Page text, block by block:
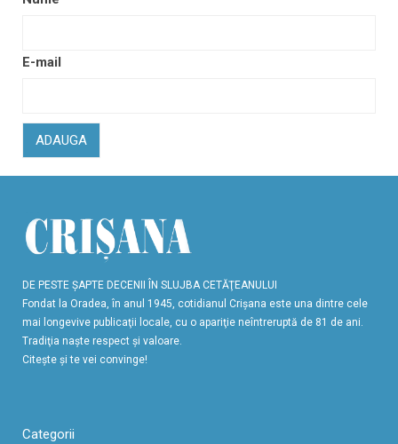
E-mail
ADAUGA
DE PESTE ŞAPTE DECENII ÎN SLUJBA CETĂŢEANULUI
Fondat la Oradea, în anul 1945, cotidianul Crişana este una dintre cele
mai longevive publicaţii locale, cu o apariţie neîntreruptă de 81 de ani.
Tradiţia naşte respect şi valoare.
Citeşte şi te vei convinge!
Categorii